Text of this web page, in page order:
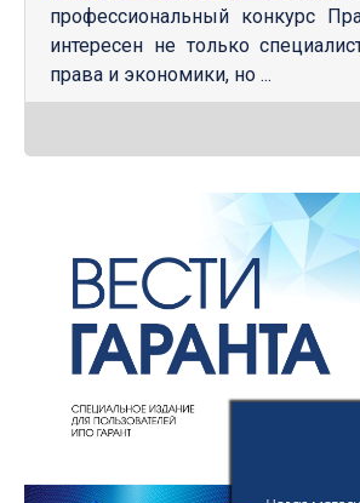
профессиональный конкурс
интересен не только
права и экономики, но ...